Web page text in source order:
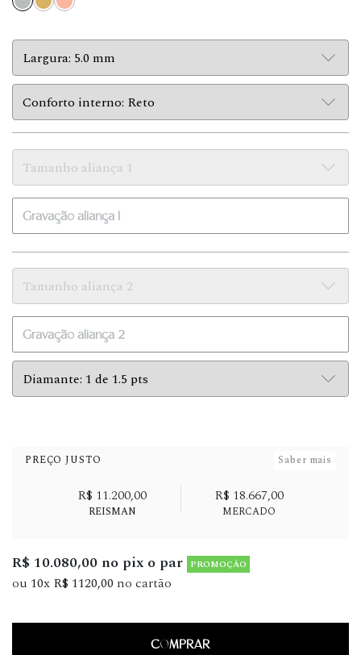
PREÇO JUSTO Saber mais
R$ 11.200,00
REISMAN
R$ 18.667,00
MERCADO
R$ 10.080,00 no pix o par PROMOÇÃO
ou 10x R$ 1120,00 no cartão
COMPRAR